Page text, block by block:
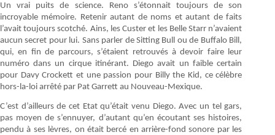
Un vrai puits de science. Reno s’étonnait toujours de son
incroyable mémoire. Retenir autant de noms et autant de faits
l’avait toujours scotché. Ains, les Custer et les Belle Starr n’avaient
aucun secret pour lui. Sans parler de Sitting Bull ou de Buffalo Bill,
qui, en fin de parcours, s’étaient retrouvés à devoir faire leur
numéro dans un cirque itinérant. Diego avait un faible certain
pour Davy Crockett et une passion pour Billy the Kid, ce célèbre
hors-la-loi arrêté par Pat Garrett au Nouveau-Mexique.
C’est d’ailleurs de cet Etat qu’était venu Diego. Avec un tel gars,
pas moyen de s’ennuyer, d’autant qu’en écoutant ses histoires,
pendu à ses lèvres, on était bercé en arrière-fond sonore par les